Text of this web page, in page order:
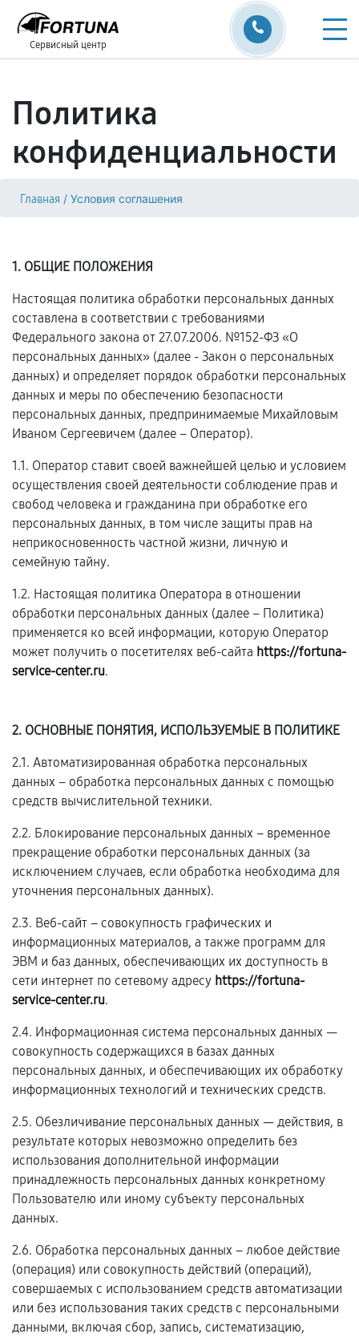
Сервисный центр
Политика
конфиденциальности
Главная / Условия соглашения
1. ОБЩИЕ ПОЛОЖЕНИЯ
Настоящая политика обработки персональных данных
составлена в соответствии с требованиями
Федерального закона от 27.07.2006. №152-ФЗ «О
персональных данных» (далее - Закон о персональных
данных) и определяет порядок обработки персональных
данных и меры по обеспечению безопасности
персональных данных, предпринимаемые Михайловым
Иваном Сергеевичем (далее – Оператор).
1.1. Оператор ставит своей важнейшей целью и условием
осуществления своей деятельности соблюдение прав и
свобод человека и гражданина при обработке его
персональных данных, в том числе защиты прав на
неприкосновенность частной жизни, личную и
семейную тайну.
1.2. Настоящая политика Оператора в отношении
обработки персональных данных (далее – Политика)
применяется ко всей информации, которую Оператор
может получить о посетителях веб-сайта https://fortuna-
service-center.ru.
2. ОСНОВНЫЕ ПОНЯТИЯ, ИСПОЛЬЗУЕМЫЕ В ПОЛИТИКЕ
2.1. Автоматизированная обработка персональных
данных – обработка персональных данных с помощью
средств вычислительной техники.
2.2. Блокирование персональных данных – временное
прекращение обработки персональных данных (за
исключением случаев, если обработка необходима для
уточнения персональных данных).
2.3. Веб-сайт – совокупность графических и
информационных материалов, а также программ для
ЭВМ и баз данных, обеспечивающих их доступность в
сети интернет по сетевому адресу https://fortuna-
service-center.ru.
2.4. Информационная система персональных данных —
совокупность содержащихся в базах данных
персональных данных, и обеспечивающих их обработку
информационных технологий и технических средств.
2.5. Обезличивание персональных данных — действия, в
результате которых невозможно определить без
использования дополнительной информации
принадлежность персональных данных конкретному
Пользователю или иному субъекту персональных
данных.
2.6. Обработка персональных данных – любое действие
(операция) или совокупность действий (операций),
совершаемых с использованием средств автоматизации
или без использования таких средств с персональными
данными, включая сбор, запись, систематизацию,